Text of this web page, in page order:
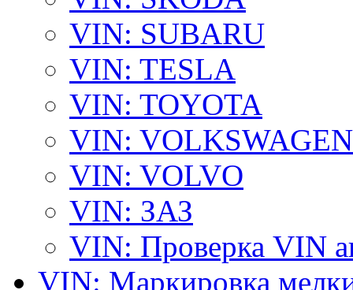
VIN: SUBARU
VIN: TESLA
VIN: TOYOTA
VIN: VOLKSWAGEN
VIN: VOLVO
VIN: ЗАЗ
VIN: Проверка VIN
VIN: Маркировка